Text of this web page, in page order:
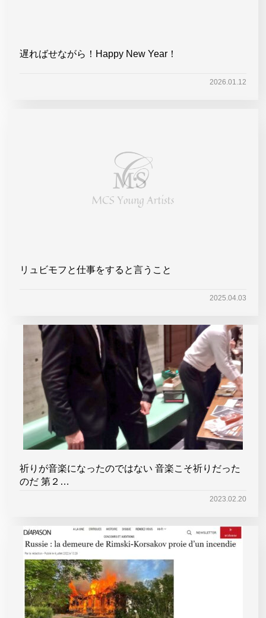
遅ればせながら！Happy New Year！
2026.01.12
リュビモフと仕事をすると言うこと
2025.04.03
祈りが音楽になったのではない 音楽こそ祈りだった
のだ 第２…
2023.02.20